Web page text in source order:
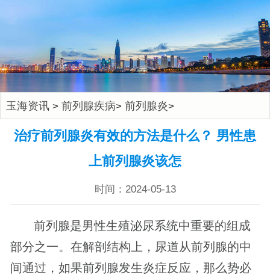
玉海资讯> 前列腺疾病> 前列腺炎>
治疗前列腺炎有效的方法是什么？ 男性患
上前列腺炎该怎
时间：2024-05-13
前列腺是男性生殖泌尿系统中重要的组成
部分之一。在解剖结构上，尿道从前列腺的中
间通过，如果前列腺发生炎症反应，那么势必